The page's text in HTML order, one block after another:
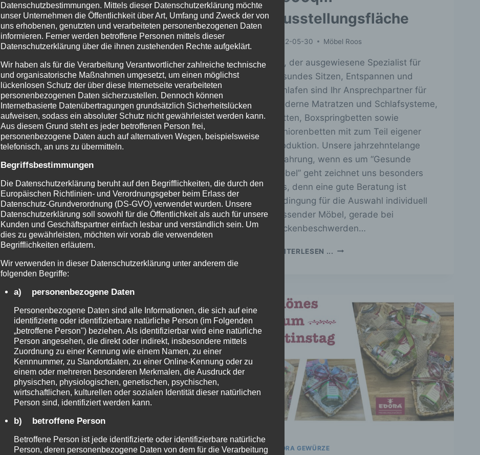
Wir keltern für Sie Freitag 23.09.22 ab
19:00Uhr und Montag 26.09.22 ab
19:00Uhr Frisch gepresster Apfelsaft zu
verkaufen! HDH Hofmann
Dienstleistungen & Handel Holger
Hofmann, Rupprechtstr. 20, 63801
Kleinostheim Tel. 06027 979 6926 Fax
06027 979 6927 Mobil 0170 488 1554
Email: holgerhofmann1 [at] gmx [dot]
net
Ausstellungsfläche
2022-05-30 Möbel Roos
wir, der ausgewiesene Spezialist für
gesundes Sitzen, Entspannen und
Schlafen sind Ihr Ansprechpartner für
moderne Matratzen und Schlafsysteme,
Betten, Boxspringbetten sowie
Seniorenbetten mit zum Teil eigener
Produktion. Unsere jahrzehntelange
Erfahrung, wenn es um “Gesunde
Möbel” geht zeichnet uns besonders
aus, denn eine gute Beratung ist
Bedingung für die Auswahl individuell
passender Möbel, gerade bei
Rückenbeschwerden…
WEITERLESEN ... MÖBEL-
2500QM
AUSSTELLUNGSFLÄCHE
VEREINS-NEWS EDORA GEWÜRZE
Datenschutzbestimmungen. Mittels dieser Datenschutzerklärung möchte
unser Unternehmen die Öffentlichkeit über Art, Umfang und Zweck der von
uns erhobenen, genutzten und verarbeiteten personenbezogenen Daten
informieren. Ferner werden betroffene Personen mittels dieser
Datenschutzerklärung über die ihnen zustehenden Rechte aufgeklärt.
Wir haben als für die Verarbeitung Verantwortlicher zahlreiche technische
und organisatorische Maßnahmen umgesetzt, um einen möglichst
lückenlosen Schutz der über diese Internetseite verarbeiteten
personenbezogenen Daten sicherzustellen. Dennoch können
Internetbasierte Datenübertragungen grundsätzlich Sicherheitslücken
aufweisen, sodass ein absoluter Schutz nicht gewährleistet werden kann.
Aus diesem Grund steht es jeder betroffenen Person frei,
personenbezogene Daten auch auf alternativen Wegen, beispielsweise
telefonisch, an uns zu übermitteln.
Begriffsbestimmungen
Die Datenschutzerklärung beruht auf den Begrifflichkeiten, die durch den
Europäischen Richtlinien- und Verordnungsgeber beim Erlass der
Datenschutz-Grundverordnung (DS-GVO) verwendet wurden. Unsere
Datenschutzerklärung soll sowohl für die Öffentlichkeit als auch für unsere
Kunden und Geschäftspartner einfach lesbar und verständlich sein. Um
dies zu gewährleisten, möchten wir vorab die verwendeten
Begrifflichkeiten erläutern.
Wir verwenden in dieser Datenschutzerklärung unter anderem die
folgenden Begriffe:
a) personenbezogene Daten
Personenbezogene Daten sind alle Informationen, die sich auf eine
identifizierte oder identifizierbare natürliche Person (im Folgenden
„betroffene Person") beziehen. Als identifizierbar wird eine natürliche
Person angesehen, die direkt oder indirekt, insbesondere mittels
Zuordnung zu einer Kennung wie einem Namen, zu einer
Kennnummer, zu Standortdaten, zu einer Online-Kennung oder zu
einem oder mehreren besonderen Merkmalen, die Ausdruck der
physischen, physiologischen, genetischen, psychischen,
wirtschaftlichen, kulturellen oder sozialen Identität dieser natürlichen
Person sind, identifiziert werden kann.
b) betroffene Person
Betroffene Person ist jede identifizierte oder identifizierbare natürliche
Person, deren personenbezogene Daten von dem für die Verarbeitung